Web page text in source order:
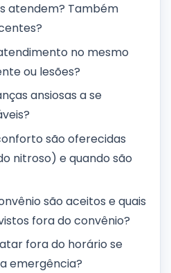
atendem? Também
no mesmo
ou lesões?
ansiosas a se
são oferecidas
nitroso) e quando são
são aceitos e quais
fora do convênio?
fora do horário se
emergência?